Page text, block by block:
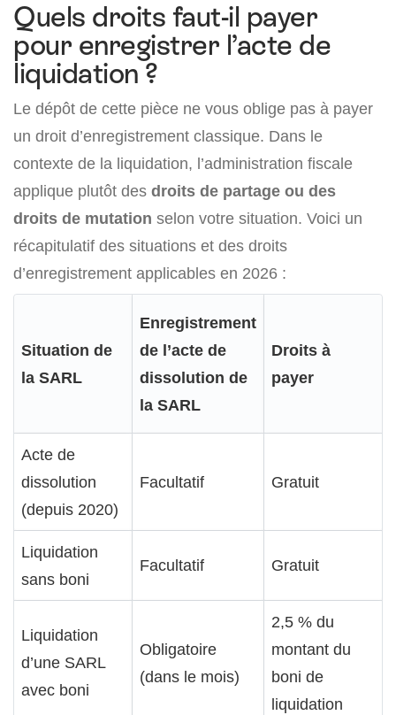
Quels droits faut-il payer
pour enregistrer l’acte de
liquidation ?
Le dépôt de cette pièce ne vous oblige pas à payer
un droit d’enregistrement classique. Dans le
contexte de la liquidation, l’administration fiscale
applique plutôt des droits de partage ou des
droits de mutation selon votre situation. Voici un
récapitulatif des situations et des droits
d’enregistrement applicables en 2026 :
Situation de
la SARL
Enregistrement
de l’acte de
dissolution de
la SARL
Droits à
payer
Acte de
dissolution
(depuis 2020)
Facultatif Gratuit
Liquidation
sans boni
Facultatif Gratuit
Liquidation
d’une SARL
avec boni
Obligatoire
(dans le mois)
2,5 % du
montant du
boni de
liquidation